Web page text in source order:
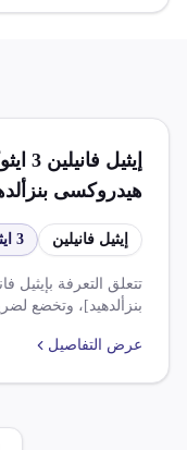
هيدروكسى
إيثيل فانيلين 3 ايثوكسى
عرض التفاصيل